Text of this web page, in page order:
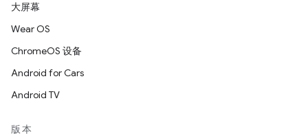
大屏幕
Wear OS
ChromeOS 设备
Android for Cars
Android TV
版本